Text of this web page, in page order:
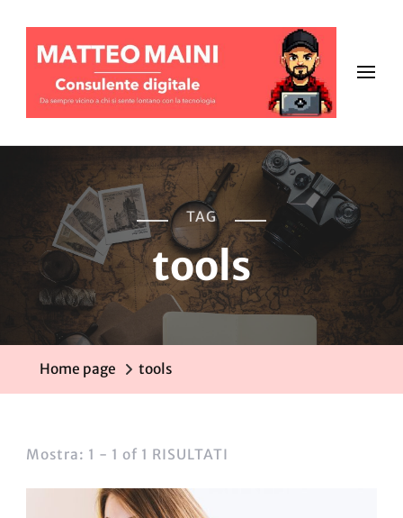
TAG
tools
Home page tools
Mostra: 1 - 1 of 1 RISULTATI